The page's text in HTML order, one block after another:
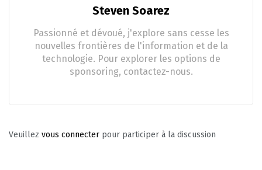
Steven Soarez
Passionné et dévoué, j'explore sans cesse les
nouvelles frontières de l'information et de la
technologie. Pour explorer les options de
sponsoring, contactez-nous.
Veuillez vous connecter pour participer à la discussion